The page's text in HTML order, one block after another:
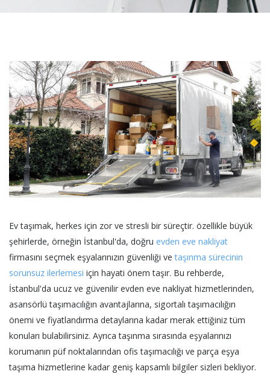
Ev taşımak, herkes için zor ve stresli bir süreçtir. özellikle büyük
şehirlerde, örneğin İstanbul'da, doğru evden eve nakliyat
firmasını seçmek eşyalarınızın güvenliği vetaşınma sürecinin
sorunsuz ilerlemesi için hayati önem taşır. Bu rehberde,
İstanbul'da ucuz ve güvenilir evden eve nakliyat hizmetlerinden,
asansörlü taşımacılığın avantajlarına, sigortalı taşımacılığın
önemi ve fiyatlandırma detaylarına kadar merak ettiğiniz tüm
konuları bulabilirsiniz. Ayrıca taşınma sırasında eşyalarınızı
korumanın püf noktalarından ofis taşımacılığı ve parça eşya
taşıma hizmetlerine kadar geniş kapsamlı bilgiler sizleri bekliyor.